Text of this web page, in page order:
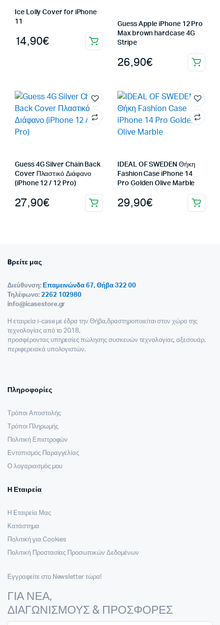
Ice Lolly Cover for iPhone
11
14,90€
Guess Apple iPhone 12 Pro
Max brown hardcase 4G
Stripe
26,90€
Guess 4G Silver Chain Back
Cover Πλαστικό Διάφανο
(iPhone 12 / 12 Pro)
27,90€
IDEAL OF SWEDEN Θήκη
Fashion Case iPhone 14
Pro Golden Olive Marble
29,90€
Bρείτε μας
Διεύθυνση: Επαμεινώνδα 67, Θήβα 322 00
Τηλέφωνο: 2262 102980
info@icasestore.gr
Η εταιρεία i-case με έδρα την Θήβα,δραστηροποιείται στον χώρο της
τεχνολογίας από το 2018,
προσφέροντας υπηρεσίες πώλησης συσκευών τεχνολογίας, αξεσουάρ,
περιφερειακά υπολογιστών.
Πληροφορίες
Τρόποι Αποστολής
Τρόποι Πληρωμής
Πολιτική Επιστροφών
Εντοπισμός Παραγγελίας
Ο λογαριασμός μου
Η Εταιρεία
Η Εταιρεία Μας
Κατάστημα
Πολιτική για Cookies
Πολιτική Προστασίας Προσωπικών Δεδομένων
Εγγραφείτε στο Newsletter τώρα!
ΓΙΑ ΝΕΑ,
ΔΙΑΓΩΝΙΣΜΟΥΣ & ΠΡΟΣΦΟΡΕΣ